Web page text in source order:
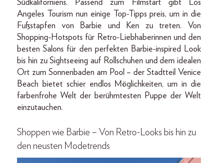
Südkaliforniens. Passend zum Filmstart gibt Los
Angeles Tourism nun einige Top-Tipps preis, um in die
Fußstapfen von Barbie und Ken zu treten. Von
Shopping-Hotspots für Retro-Liebhaberinnen und den
besten Salons für den perfekten Barbie-inspired Look
bis hin zu Sightseeing auf Rollschuhen und dem idealen
Ort zum Sonnenbaden am Pool – der Stadtteil Venice
Beach bietet schier endlos Möglichkeiten, um in die
farbenfrohe Welt der berühmtesten Puppe der Welt
einzutauchen.
Shoppen wie Barbie – Von Retro-Looks bis hin zu
den neusten Modetrends